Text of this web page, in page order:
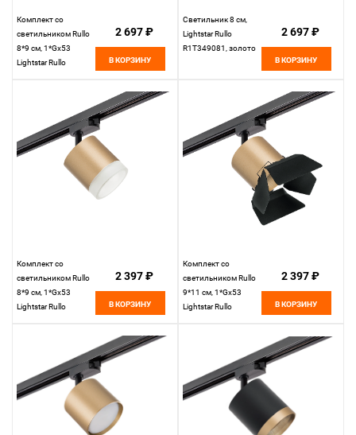
Комплект со
светильником Rullo
8*9 см, 1*Gx53
Lightstar Rullo
2 697 ₽
В КОРЗИНУ
Светильник 8 см,
Lightstar Rullo
R1T349081, золото
2 697 ₽
В КОРЗИНУ
Комплект со
светильником Rullo
8*9 см, 1*Gx53
Lightstar Rullo
2 397 ₽
В КОРЗИНУ
Комплект со
светильником Rullo
9*11 см, 1*Gx53
Lightstar Rullo
2 397 ₽
В КОРЗИНУ